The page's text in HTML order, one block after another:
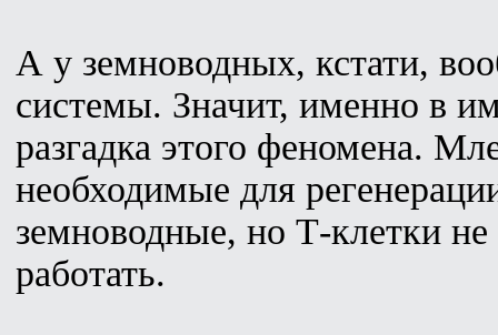
А у земноводных, кстати,
системы. Значит, именно в
разгадка этого феномена.
необходимые для
земноводные, но Т-клетки
работать.